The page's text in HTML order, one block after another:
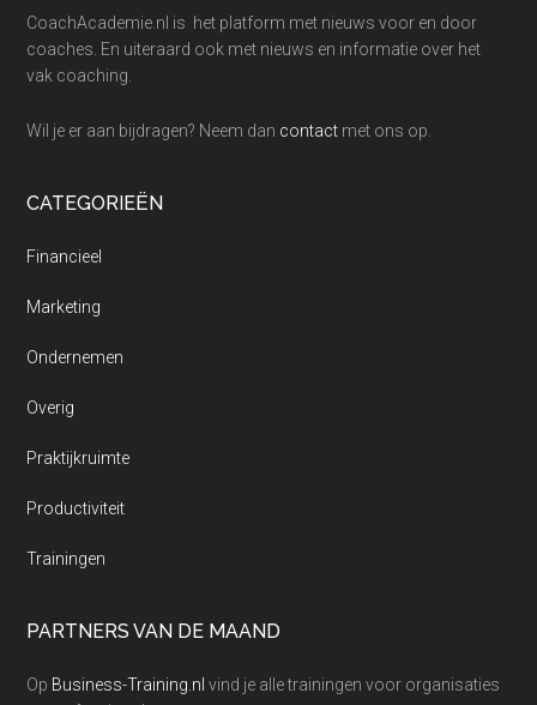
CoachAcademie.nl is het platform met nieuws voor en door
coaches. En uiteraard ook met nieuws en informatie over het
vak coaching.
Wil je er aan bijdragen? Neem dan contact met ons op.
CATEGORIEËN
Financieel
Marketing
Ondernemen
Overig
Praktijkruimte
Productiviteit
Trainingen
PARTNERS VAN DE MAAND
Op Business-Training.nl vind je alle trainingen voor organisaties